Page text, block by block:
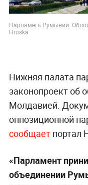
Парламегь Румынии.
Hruska
Нижняя палата
законопроект об
Молдавией.
оппозиционной
сообщаетпортал
«Парламент
объединении